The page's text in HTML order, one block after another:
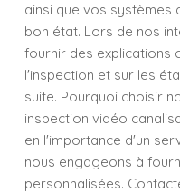
ainsi que vos systèmes
bon état. Lors de nos
fournir des explications
l'inspection et sur les
suite. Pourquoi choisir
inspection vidéo
en l'importance d'un
nous engageons à
personnalisées.